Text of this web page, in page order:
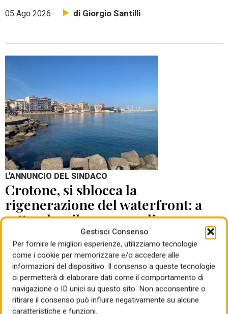
Gestisci Consenso
Per fornire le migliori esperienze, utilizziamo tecnologie
come i cookie per memorizzare e/o accedere alle
informazioni del dispositivo. Il consenso a queste tecnologie
ci permetterà di elaborare dati come il comportamento di
navigazione o ID unici su questo sito. Non acconsentire o
ritirare il consenso può influire negativamente su alcune
caratteristiche e funzioni.
05 Ago 2026 di Giorgio Santilli
L'ANNUNCIO DEL SINDACO
Crotone, si sblocca la
rigenerazione del waterfront: a
settembre il concorso di
progettazione
05 Ago 2026 di Mauro Giansante